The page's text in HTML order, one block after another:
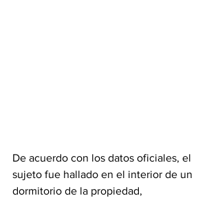
De acuerdo con los datos oficiales, el
sujeto fue hallado en el interior de un
dormitorio de la propiedad,